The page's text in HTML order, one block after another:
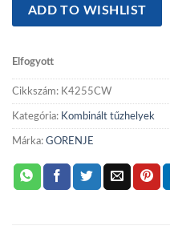
ADD TO WISHLIST
Elfogyott
Cikkszám: K4255CW
Kategória: Kombinált tűzhelyek
Márka: GORENJE